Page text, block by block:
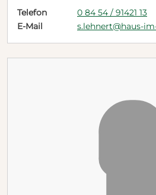
Telefon
0 84 54 / 91421 13
E-Mail
s.lehnert@haus-